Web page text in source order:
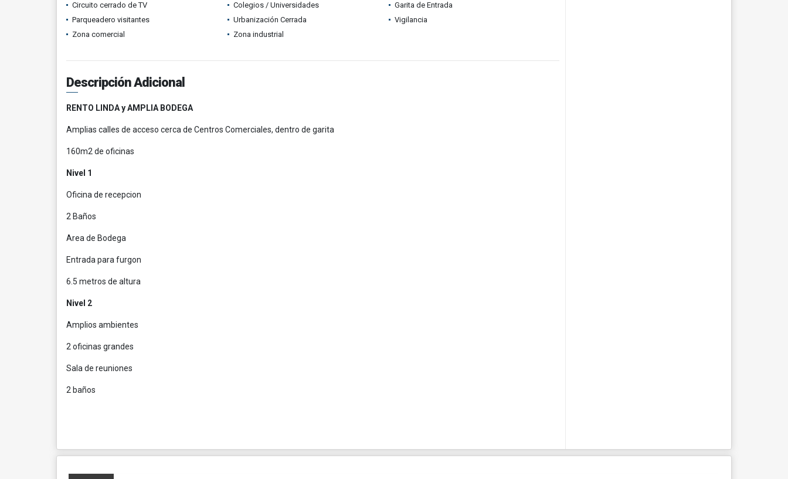
Circuito cerrado de TV
Colegios / Universidades
Garita de Entrada
Parqueadero visitantes
Urbanización Cerrada
Vigilancia
Zona comercial
Zona industrial
Descripción Adicional
RENTO LINDA y AMPLIA BODEGA
Amplias calles de acceso cerca de Centros Comerciales, dentro de garita
160m2 de oficinas
Nivel 1
Oficina de recepcion
2 Baños
Area de Bodega
Entrada para furgon
6.5 metros de altura
Nivel 2
Amplios ambientes
2 oficinas grandes
Sala de reuniones
2 baños